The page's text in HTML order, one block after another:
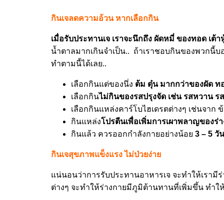
กินเจลดความอ้วน หากเลือกกิน
เมื่อรับประทานเจ เราจะนึกถึง ผัดหมี่ ของทอด
น้ำตาลมากเกินจำเป็น.. ถ้าเราชอบกินของพวกนี้
ทำตามนี้ได้เลย..
เลือกกินแต่ของนึ่ง ต้ม ตุ๋น มากกว่าของผัด ท
เลือกกินไม่กินของรสปรุงจัด เช่น รสหวาน
เลือกกินแหล่งคาร์โบไฮเดรตต่างๆ เช่นจา
กินแหล่งโปรตีนเพื่อเพิ่มการเผาพลาญของร่
กินแล้ว ควรออกกำลังกายอย่างน้อย 3 – 5 วั
กินเจสุขภาพแข็งแรง ไม่ป่วยง่าย
แน่นอนว่าการรับประทานอาหารเจ จะทำให้เรามี
ต่างๆ จะทำให้ร่างกายมีภูมิต้านทานที่เพิ่มขึ้น ทำใ